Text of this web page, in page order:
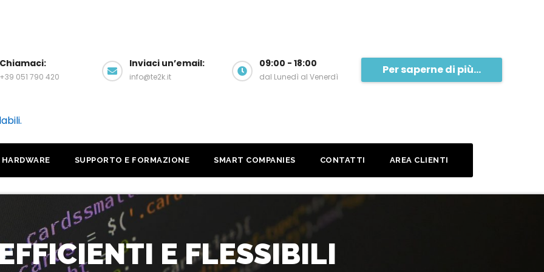
Chiamaci:
+39 051 790 420
Inviaci un’email:
info@te2k.it
09:00 - 18:00
dal Lunedì al Venerdì
Per saperne di più...
HARDWARE SUPPORTO E FORMAZIONE SMART COMPANIES CONTATTI AREA CLIENTI
E FLESSIBILI